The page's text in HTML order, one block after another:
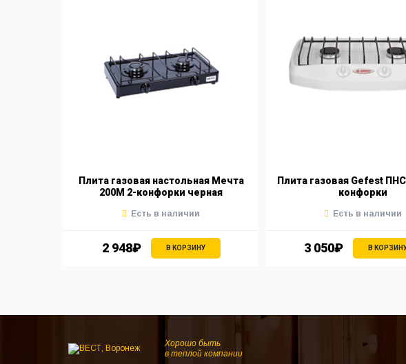
Плита газовая настольная Мечта
200М 2-конфорки черная
2 948₽ В КОРЗИНУ
Есть в наличии
Плита газовая Gefest
конфорки
3 050₽ В
Есть в наличии
Хорошо быть
в теплой компании